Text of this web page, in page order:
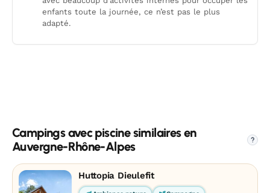
enfants toute la journée, ce n’est pas le plus
adapté.
Campings avec piscine similaires en
Auvergne-Rhône-Alpes
?
Huttopia Dieulefit